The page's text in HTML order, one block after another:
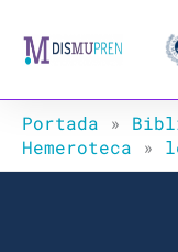
Portada »
Hemeroteca »